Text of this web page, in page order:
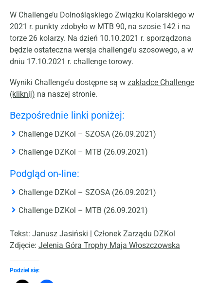
W Challenge’u Dolnośląskiego Związku Kolarskiego w
2021 r. punkty zdobyło w MTB 90, na szosie 142 i na
torze 26 kolarzy. Na dzień 10.10.2021 r. sporządzona
będzie ostateczna wersja challenge’u szosowego, a w
dniu 17.10.2021 r. challenge torowy.
Wyniki Challenge’u dostępne są w zakładce Challenge
(kliknij) na naszej stronie.
Bezpośrednie linki poniżej:
Challenge DZKol – SZOSA (26.09.2021)
Challenge DZKol – MTB (26.09.2021)
Podgląd on-line:
Challenge DZKol – SZOSA (26.09.2021)
Challenge DZKol – MTB (26.09.2021)
Tekst: Janusz Jasiński | Członek Zarządu DZKol
Zdjęcie: Jelenia Góra Trophy Maja Włoszczowska
Podziel się: